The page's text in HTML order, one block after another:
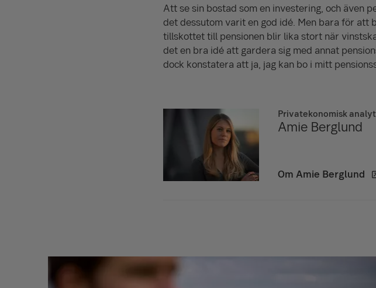
Att se sin bostad som en investering, och även
det dessutom varit en god idé. Men bara för
tillskottet till pensionen blir lika stort när
det en bra idé att gardera sig med annat
dock konstatera att ja, jag kan bo i mitt
Privatekonomisk
Amie Berglund
Om Amie Berglund